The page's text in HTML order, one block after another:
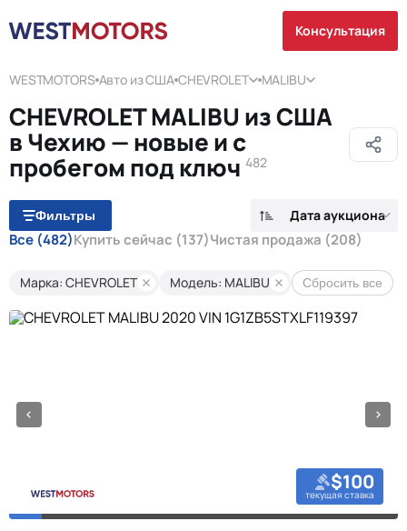
Консультация
WESTMOTORS Авто из США CHEVROLET MALIBU
CHEVROLET MALIBU из США
в Чехию — новые и с
пробегом под ключ 482
Фильтры Дата аукциона
Все (482)Купить сейчас (137)Чистая продажа (208)
Марка: CHEVROLET Модель: MALIBU Сбросить все
$100
текущая ставка